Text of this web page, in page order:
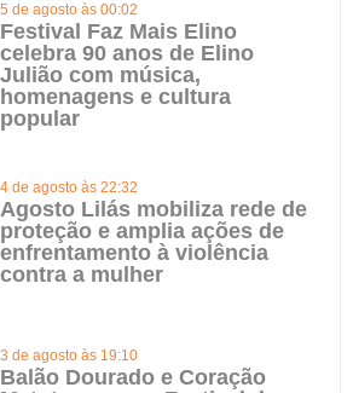
5 de agosto às 00:02
Festival Faz Mais Elino
celebra 90 anos de Elino
Julião com música,
homenagens e cultura
popular
4 de agosto às 22:32
Agosto Lilás mobiliza rede de
proteção e amplia ações de
enfrentamento à violência
contra a mulher
3 de agosto às 19:10
Balão Dourado e Coração